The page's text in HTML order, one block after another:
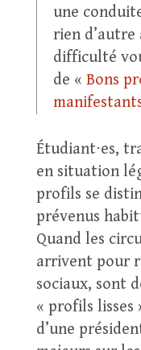
une
rien d’autre
difficulté
de « Bons
Étudiant⋅es,
en situation
profils se
prévenus
Quand les
arrivent pour
sociaux, sont
« profils lisses
d’une